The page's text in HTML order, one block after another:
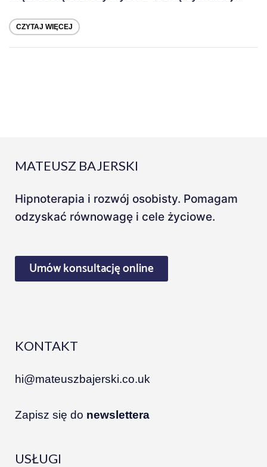
CZYTAJ WIĘCEJ
MATEUSZ BAJERSKI
Hipnoterapia i rozwój osobisty. Pomagam
odzyskać równowagę i cele życiowe.
Umów konsultację online
KONTAKT
hi@mateuszbajerski.co.uk
Zapisz się do newslettera
USŁUGI